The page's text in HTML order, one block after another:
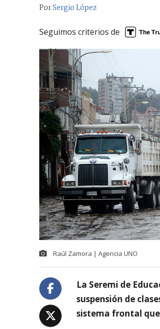
PorSergio López
Seguimos criterios de
Raúl Zamora | Agencia UNO
La Seremi de
suspensión de
sistema frontal